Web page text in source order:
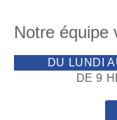
Notre équipe
DU LUNDI
DE 9